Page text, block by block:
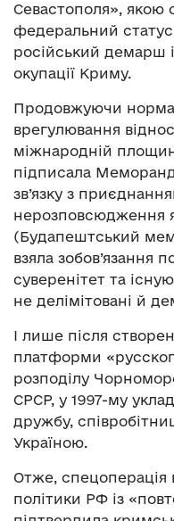
Севастополя», якою
федеральний
російський демарш
окупації Криму.
Продовжуючи
врегулювання
міжнародній
підписала
зв’язку з
нерозповсюдження
(Будапештський
взяла зобов’язання
суверенітет та
не делімітовані й
І лише після
платформи
розподілу
СРСР, у 1997-му
дружбу,
Україною.
Отже,
політики РФ із